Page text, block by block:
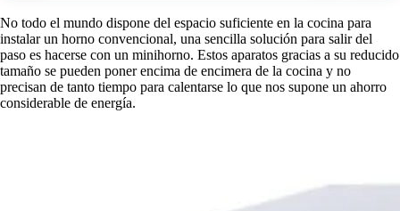
No todo el mundo dispone del espacio suficiente en la cocina para
instalar un horno convencional, una sencilla solución para salir del
paso es hacerse con un minihorno. Estos aparatos gracias a su reducido
tamaño se pueden poner encima de encimera de la cocina y no
precisan de tanto tiempo para calentarse lo que nos supone un ahorro
considerable de energía.